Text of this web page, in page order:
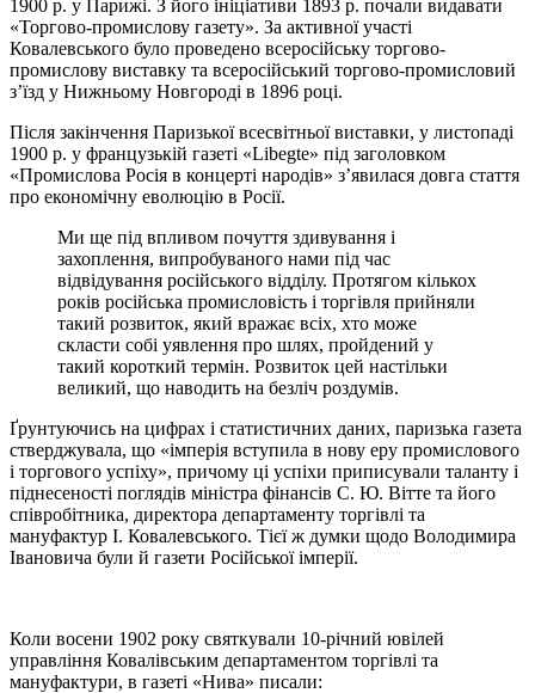
1900 р. у Парижі. З його ініціативи 1893 р. почали видавати
«Торгово-промислову газету». За активної участі
Ковалевського було проведено всеросійську торгово-
промислову виставку та всеросійський торгово-промисловий
з’їзд у Нижньому Новгороді в 1896 році.
Після закінчення Паризької всесвітньої виставки, у листопаді
1900 р. у французькій газеті «Libegte» під заголовком
«Промислова Росія в концерті народів» з’явилася довга стаття
про економічну еволюцію в Росії.
Ми ще під впливом почуття здивування і
захоплення, випробуваного нами під час
відвідування російського відділу. Протягом кількох
років російська промисловість і торгівля прийняли
такий розвиток, який вражає всіх, хто може
скласти собі уявлення про шлях, пройдений у
такий короткий термін. Розвиток цей настільки
великий, що наводить на безліч роздумів.
Ґрунтуючись на цифрах і статистичних даних, паризька газета
стверджувала, що «імперія вступила в нову еру промислового
і торгового успіху», причому ці успіхи приписували таланту і
піднесеності поглядів міністра фінансів С. Ю. Вітте та його
співробітника, директора департаменту торгівлі та
мануфактур І. Ковалевського. Тієї ж думки щодо Володимира
Івановича були й газети Російської імперії.
Коли восени 1902 року святкували 10-річний ювілей
управління Ковалівським департаментом торгівлі та
мануфактури, в газеті «Нива» писали: